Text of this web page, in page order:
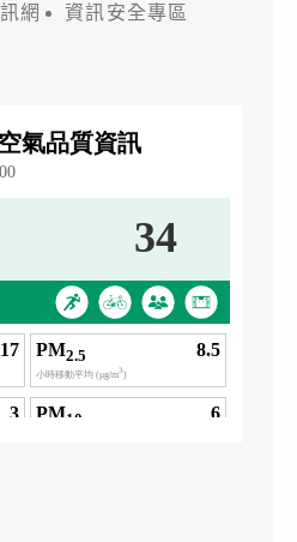
網
資訊安全專區